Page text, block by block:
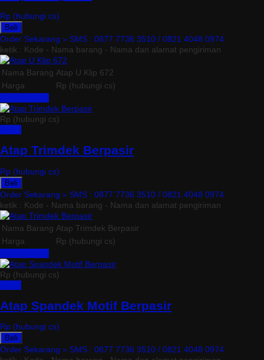
Rp (hubungi cs)
Beli
Order Sekarang » SMS : 0877 7736 3510 / 0821 4048 0974
ketik : Kode - Nama barang - Nama dan alamat pengiriman
Nama Barang Atap U Klip 672
Harga
Rp (hubungi cs)
Rp (hubungi cs)
Atap Trimdek Berpasir
Rp (hubungi cs)
Beli
Order Sekarang » SMS : 0877 7736 3510 / 0821 4048 0974
ketik : Kode - Nama barang - Nama dan alamat pengiriman
Nama Barang Atap Trimdek Berpasir
Harga
Rp (hubungi cs)
Rp (hubungi cs)
Atap Spandek Motif Berpasir
Rp (hubungi cs)
Beli
Order Sekarang » SMS : 0877 7736 3510 / 0821 4048 0974